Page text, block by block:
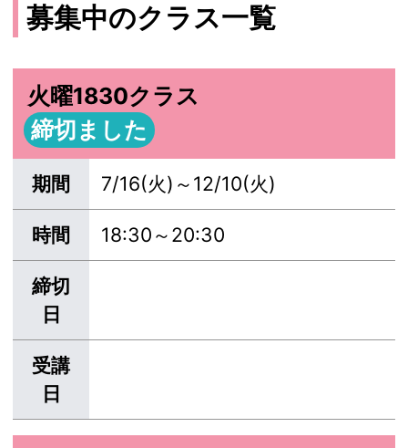
募集中のクラス一覧
火曜1830クラス
締切ました
期間 7/16(火)～12/10(火)
時間 18:30～20:30
締切
日
受講
日